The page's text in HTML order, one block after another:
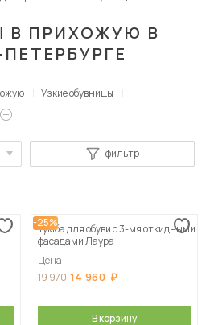
В ПРИХОЖУЮ В
Узкие обувницы
фильтр
-25%
Тумба для обуви с 3-мя откидными
фасадами Лаура
Цена
19 970 14 960
В корзину